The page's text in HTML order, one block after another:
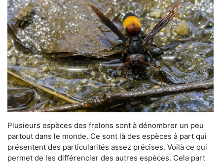
Plusieurs espèces des frelons sont à dénombrer un peu
partout dans le monde. Ce sont là des espèces à part qui
présentent des particularités assez précises. Voilà ce qui
permet de les différencier des autres espèces. Cela part